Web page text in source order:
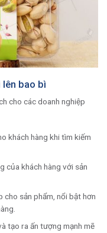
lên bao bì
cho các doanh nghiệp
khách hàng khi tìm kiếm
của khách hàng với sản
cho sản phẩm, nổi bật hơn
tạo ra ấn tượng mạnh mẽ